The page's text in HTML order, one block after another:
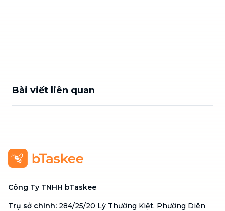
Bài viết liên quan
Công Ty TNHH bTaskee
Trụ sở chính: 284/25/20 Lý Thường Kiệt, Phường Diên